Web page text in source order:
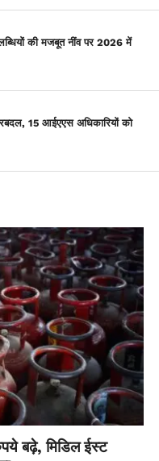
की मजबूत नींव पर 2026 में
15 आईएएस अधिकारियों को
बढ़े, मिडिल ईस्ट